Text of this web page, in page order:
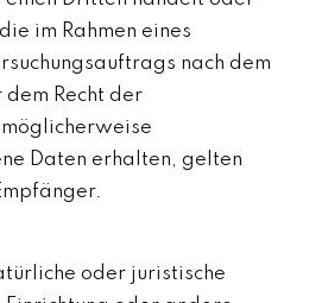
im Rahmen eines
nach dem
dem Recht der
Daten erhalten, gelten
oder juristische